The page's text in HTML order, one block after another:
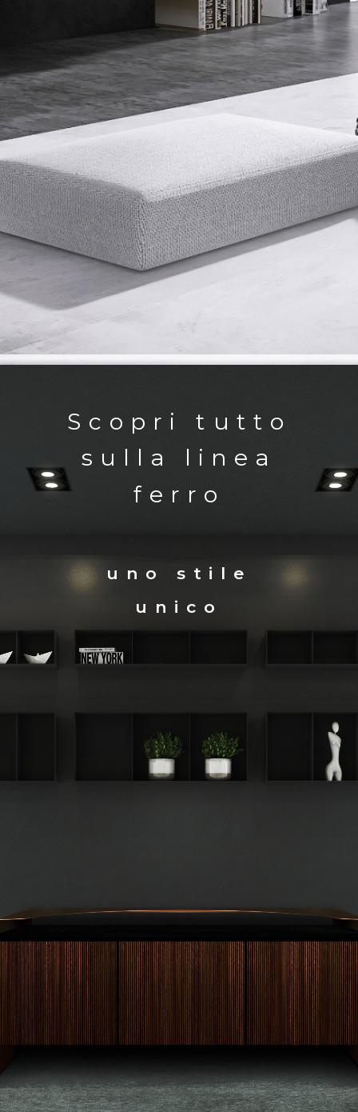
Scopri tutto
sulla linea
ferro
uno stile
unico